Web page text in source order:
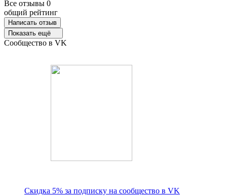
Все отзывы 0
общий рейтинг
Написать отзыв
Показать ещё
Сообщество в VK
Скидка 5% за подписку на сообщество в VK